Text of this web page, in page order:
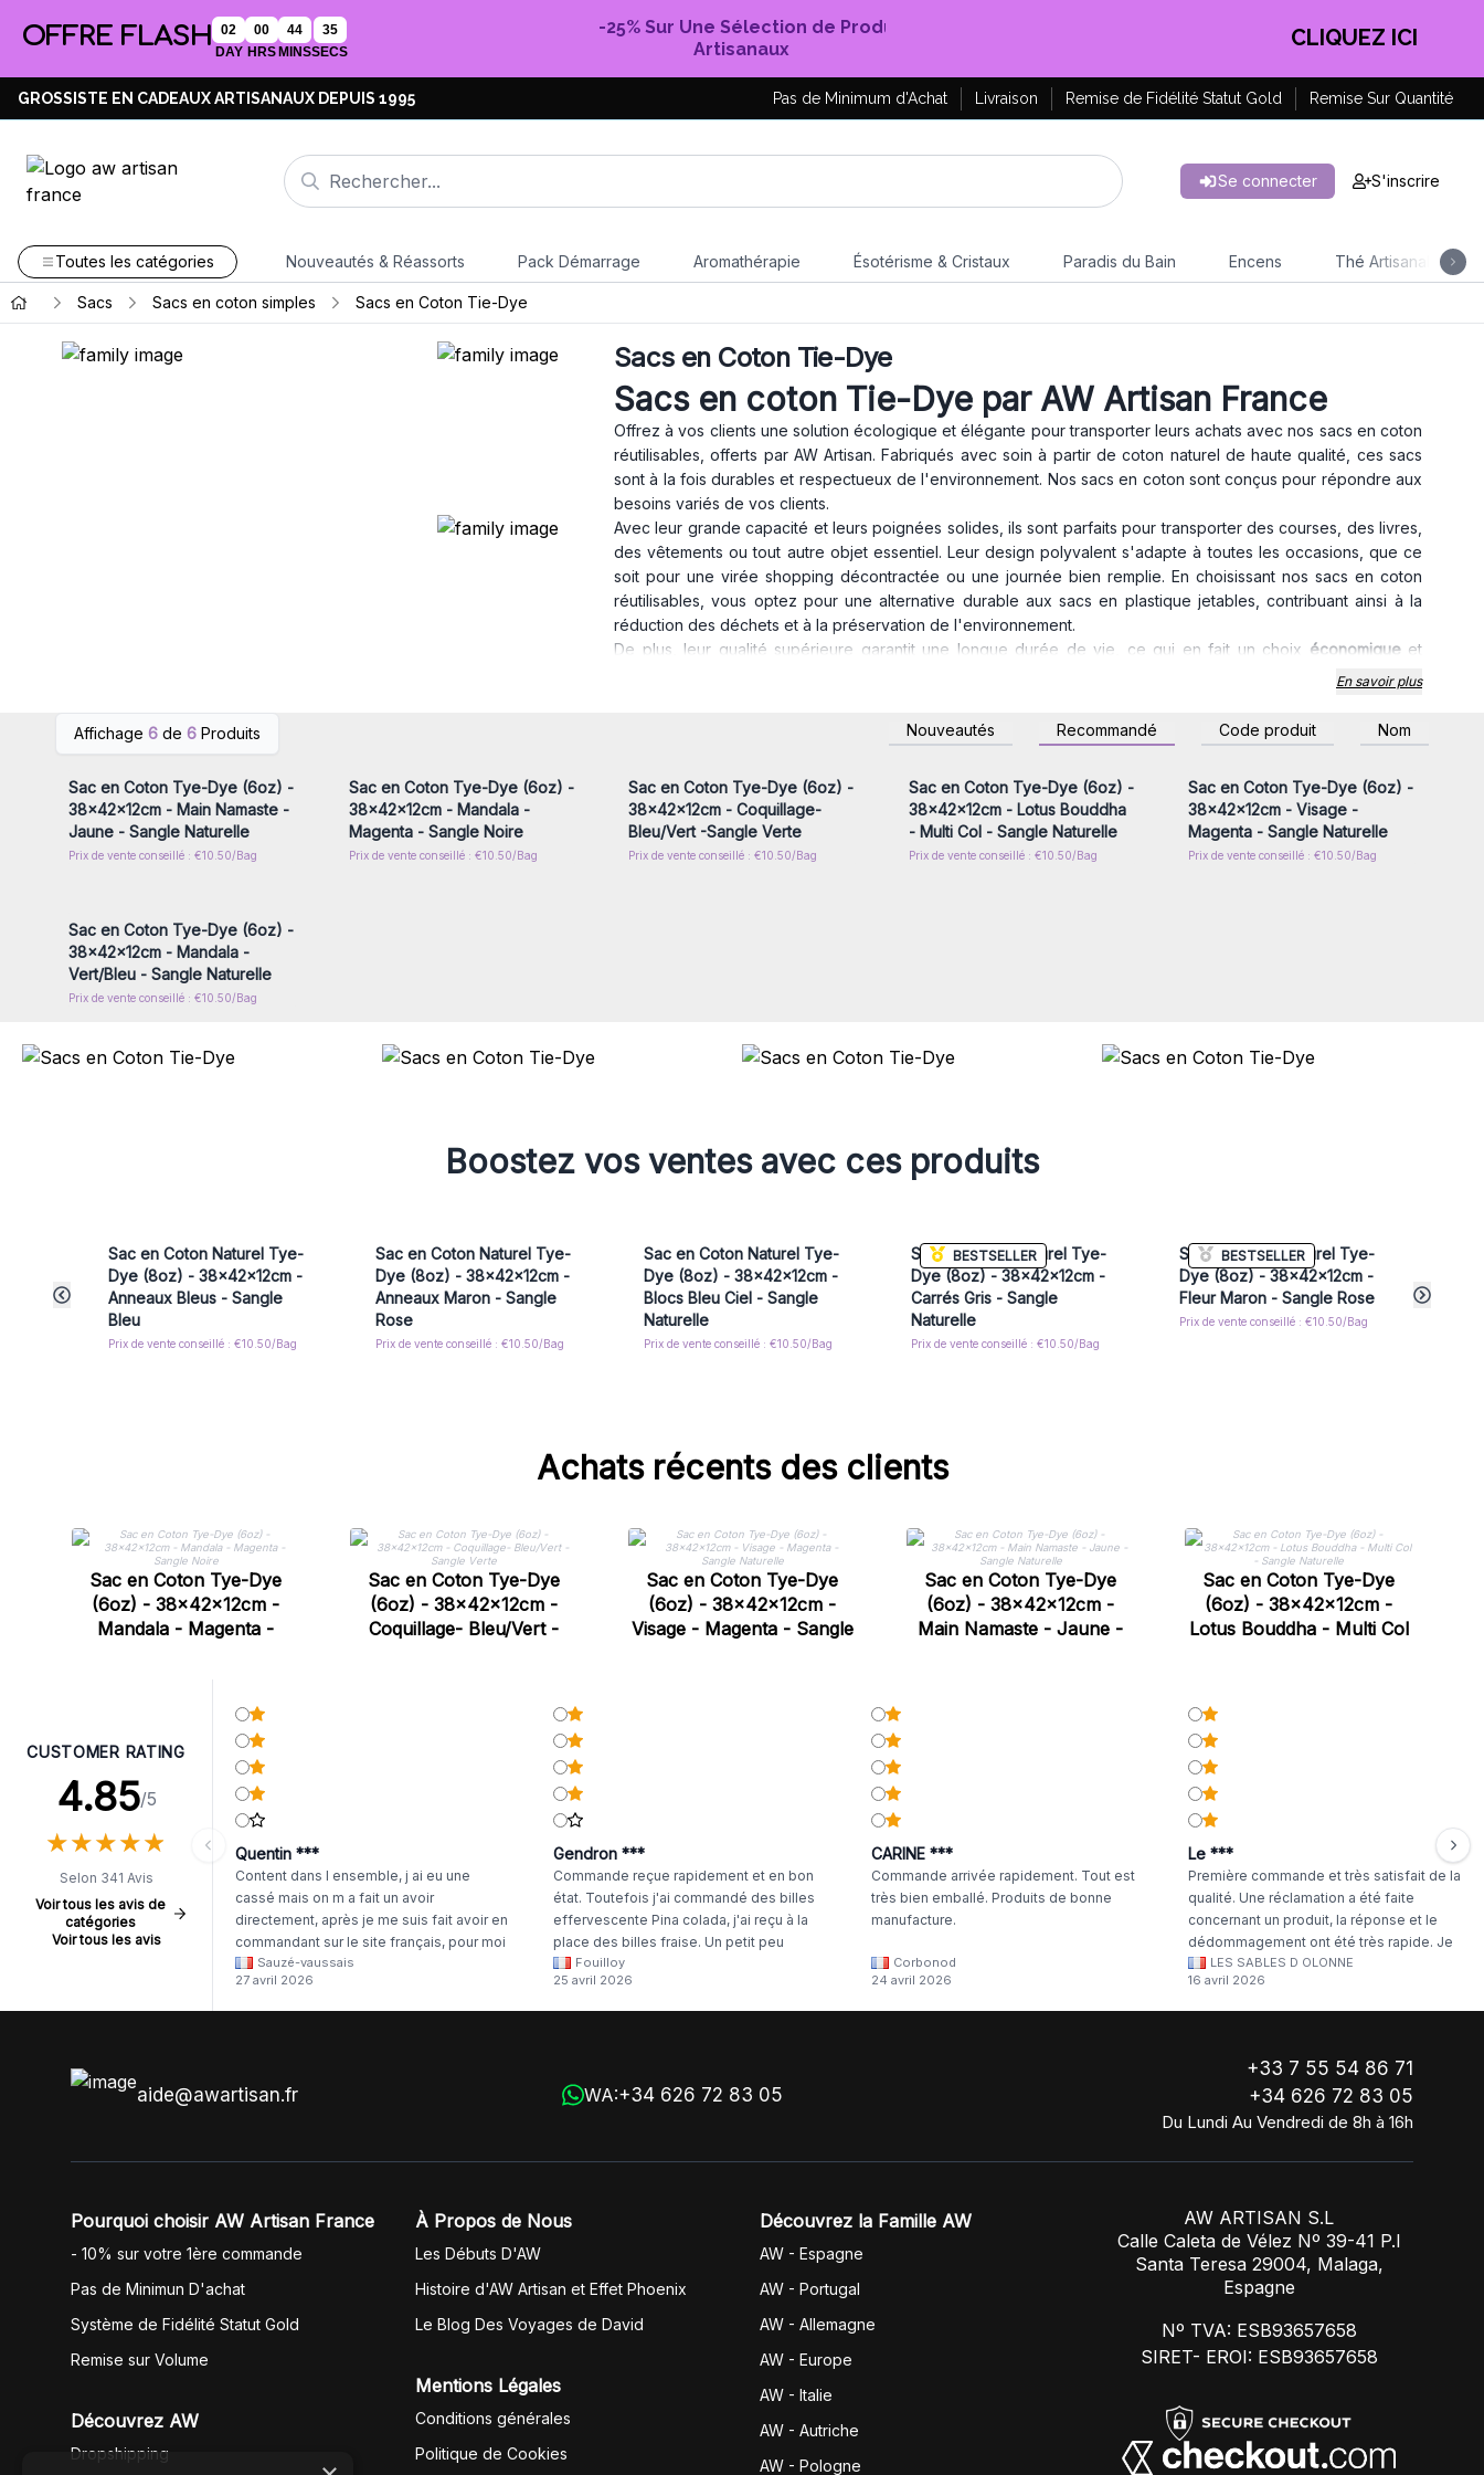
OFFRE FLASH
02
DAY
00
HRS
44
MINS
35
SECS
-25% Sur Une Sélection de Produits
Artisanaux
CLIQUEZ ICI
GROSSISTE EN CADEAUX ARTISANAUX DEPUIS 1995 Pas de Minimum d'Achat Livraison Remise de Fidélité Statut Gold Remise Sur Quantité
Se connecter S'inscrire
Toutes les catégories Nouveautés & Réassorts Pack Démarrage Aromathérapie Ésotérisme & Cristaux Paradis du Bain Encens Thé Artisanal
Sacs Sacs en coton simples Sacs en Coton Tie-Dye
Sacs en Coton Tie-Dye
Sacs en coton Tie-Dye par AW Artisan France
Offrez à vos clients une solution écologique et élégante pour transporter leurs achats avec nos sacs en coton
réutilisables, offerts par AW Artisan. Fabriqués avec soin à partir de coton naturel de haute qualité, ces sacs
sont à la fois durables et respectueux de l'environnement. Nos sacs en coton sont conçus pour répondre aux
besoins variés de vos clients.
Avec leur grande capacité et leurs poignées solides, ils sont parfaits pour transporter des courses, des livres,
des vêtements ou tout autre objet essentiel. Leur design polyvalent s'adapte à toutes les occasions, que ce
soit pour une virée shopping décontractée ou une journée bien remplie. En choisissant nos sacs en coton
réutilisables, vous optez pour une alternative durable aux sacs en plastique jetables, contribuant ainsi à la
réduction des déchets et à la préservation de l'environnement.
De plus, leur qualité supérieure garantit une longue durée de vie, ce qui en fait un choix économiqueet
pour vos clients. Disponibles en différentes couleurs et motifs, nos sacs en coton s'adaptent à
également d'excellents articles promotionnels pour votre entreprise. Optez pour les sacs en coton
réutilisables AW Artisan et offrez à vos clients un produit pratique, esthétique et respectueux de
Commandez dès maintenant et faites un pas vers un avenir plus durable.
Dimensions: 38cmX42cmX12cm
En savoir plus
Affichage 6 de 6 Produits Nouveautés Recommandé Code produit Nom
vous pour accéder aux prix de
gros
Sac en Coton Tye-Dye (6oz) -
38x42x12cm - Main Namaste -
Jaune - Sangle Naturelle
Prix de vente conseillé : €10.50/Bag
Sac en Coton Tye-Dye (6oz) -
38x42x12cm - Mandala -
Magenta - Sangle Noire
Prix de vente conseillé : €10.50/Bag
Sac en Coton Tye-Dye (6oz) -
38x42x12cm - Coquillage-
Bleu/Vert -Sangle Verte
Prix de vente conseillé : €10.50/Bag
Connectez-vous ou inscrivez-
vous pour accéder aux prix de
gros
Sac en Coton Tye-Dye (6oz) -
38x42x12cm - Lotus Bouddha
- Multi Col - Sangle Naturelle
Prix de vente conseillé : €10.50/Bag
Connectez-vous ou inscrivez-
vous pour accéder aux prix de
gros
Sac en Coton Tye-Dye (6oz) -
38x42x12cm - Visage -
Magenta - Sangle Naturelle
Prix de vente conseillé : €10.50/Bag
Connectez-vous ou inscrivez-
Sac en Coton Tye-Dye (6oz) -
38x42x12cm - Mandala -
Vert/Bleu - Sangle Naturelle
Prix de vente conseillé : €10.50/Bag
Boostez vos ventes avec ces produits
Sac en Coton Naturel Tye-
Dye (8oz) - 38x42x12cm -
Anneaux Bleus - Sangle
Bleu
Prix de vente conseillé : €10.50/Bag
Sac en Coton Naturel Tye-
Dye (8oz) - 38x42x12cm -
Anneaux Maron - Sangle
Rose
Prix de vente conseillé : €10.50/Bag
Sac en Coton Naturel Tye-
Dye (8oz) - 38x42x12cm -
Blocs Bleu Ciel - Sangle
Naturelle
Prix de vente conseillé : €10.50/Bag
BESTSELLER
Sac en Coton Naturel Tye-
Dye (8oz) - 38x42x12cm -
Carrés Gris - Sangle
Naturelle
Prix de vente conseillé : €10.50/Bag
BESTSELLER
Sac en Coton Naturel Tye-
Dye (8oz) - 38x42x12cm -
Fleur Maron - Sangle Rose
Prix de vente conseillé : €10.50/Bag
Achats récents des clients
Sac en Coton Tye-Dye
(6oz) - 38x42x12cm -
Mandala - Magenta -
Sac en Coton Tye-Dye
(6oz) - 38x42x12cm -
Coquillage- Bleu/Vert -
Sac en Coton Tye-Dye
(6oz) - 38x42x12cm -
Visage - Magenta - Sangle
Sac en Coton Tye-Dye
(6oz) - 38x42x12cm -
Main Namaste - Jaune -
Sac en Coton Tye-Dye
(6oz) - 38x42x12cm -
Lotus Bouddha - Multi Col
CUSTOMER RATING
4.85/5
★★★★★
★★★★★
Selon 341 Avis
Voir tous les avis de
catégories
Voir tous les avis
Quentin ***
Content dans l ensemble, j ai eu une
cassé mais on m a fait un avoir
directement, après je me suis fait avoir en
commandant sur le site français, pour moi
il était évident que les produits était de la
même langue mais raté tout est en
anglais.
Sauzé-vaussais
27 avril 2026
Gendron ***
Commande reçue rapidement et en bon
état. Toutefois j'ai commandé des billes
effervescente Pina colada, j'ai reçu à la
place des billes fraise. Un petit peu
dommage
Fouilloy
25 avril 2026
CARINE ***
Commande arrivée rapidement. Tout est
très bien emballé. Produits de bonne
manufacture.
Corbonod
24 avril 2026
Le ***
Première commande et très satisfait de la
qualité. Une réclamation a été faite
concernant un produit, la réponse et le
dédommagement ont été très rapide. Je
continuerai à commander chez WA Artisan
!
LES SABLES D OLONNE
16 avril 2026
aide@awartisan.fr WA:+34 626 72 83 05
+33 7 55 54 86 71
+34 626 72 83 05
Du Lundi Au Vendredi de 8h à 16h
Pourquoi choisir AW Artisan France
- 10% sur votre 1ère commande
Pas de Minimun D'achat
Système de Fidélité Statut Gold
Remise sur Volume
Découvrez AW
Dropshipping
À Propos de Nous
Les Débuts D'AW
Histoire d'AW Artisan et Effet Phoenix
Le Blog Des Voyages de David
Mentions Légales
Conditions générales
Politique de Cookies
Découvrez la Famille AW
AW - Espagne
AW - Portugal
AW - Allemagne
AW - Europe
AW - Italie
AW - Autriche
AW - Pologne
AW ARTISAN S.L
Calle Caleta de Vélez Nº 39-41 P.I
Santa Teresa 29004, Malaga,
Espagne
Nº TVA: ESB93657658
SIRET- EROI: ESB93657658